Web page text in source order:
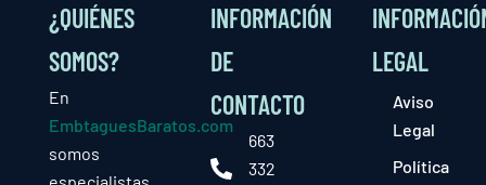
¿QUIÉNES
SOMOS?
En
EmbtaguesBaratos.com
somos
INFORMACIÓN
DE
CONTACTO
663
332
LEGAL
Aviso
Legal
Política